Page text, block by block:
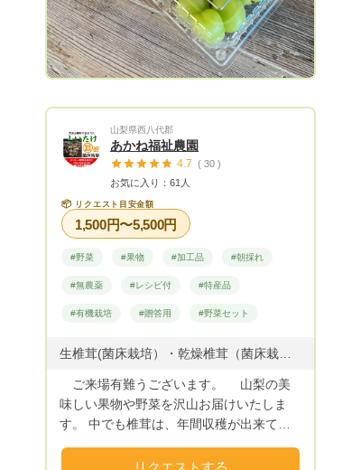
山梨県西八代郡
あかね福祉農園
4.7 ( 30 )
お気に入り：61人
📦 リクエスト目安金額
1,500円〜5,500円
#野菜 #果物 #加工品 #朝採れ
#無農薬 #レシピ付 #特産品
#有機栽培 #贈答用 #野菜セット
ご来場有難うございます。 山梨の美
味しい果物や野菜を沢山お届けいたしま
す。 中でも椎茸は、年間収穫が出来て提
ウをはじめ柿や桃・サクランボなど沢山あ
リクエストする